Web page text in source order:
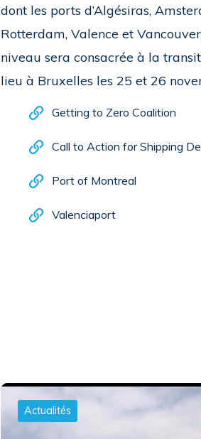
dont les ports d’Algésiras,
Rotterdam, Valence et
niveau sera consacrée à la
lieu à Bruxelles les 25 et 26
Getting to Zero Coalition
Call to Action for Shipping
Port of Montreal
Valenciaport
Actualités